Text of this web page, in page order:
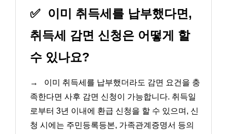
✅
이미 취득세를 납부했다면,
취득세 감면 신청은 어떻게 할
수 있나요?
→
이미 취득세를 납부했더라도 감면 요건을 충
족한다면 사후 감면 신청이 가능합니다. 취득일
로부터 3년 이내에 환급 신청을 할 수 있으며, 신
청 시에는 주민등록등본, 가족관계증명서 등의